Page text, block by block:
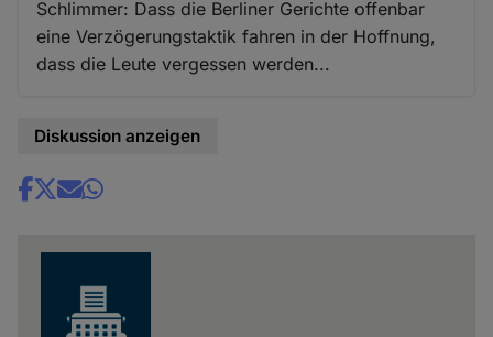
Schlimmer: Dass die Berliner Gerichte offenbar
eine Verzögerungstaktik fahren in der Hoffnung,
dass die Leute vergessen werden...
Diskussion anzeigen
Share